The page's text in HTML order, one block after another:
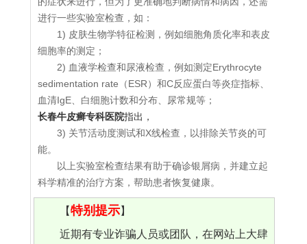
进行一些实验室检查，如：
1) 皮肤生物学特征检测，例如细胞角质化率和表皮
细胞率的测定；
2) 血液学检查和尿液检查，例如测定Erythrocyte
sedimentation rate（ESR）和C反应蛋白等炎症指标、
血清IgE、白细胞计数和分布、尿常规等；
长春牛皮癣专科医院指出，
3) 关节活动度测试和X线检查，以排除关节炎的可
能。
以上实验室检查结果有助于确诊银屑病，并建立起
科学精准的治疗方案，帮助患者恢复健康。
【特别提示】
近期有专业诈骗人员或团队，在网站上大肆